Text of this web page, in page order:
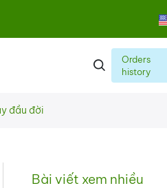
Orders
history
đầu đời
Bài viết xem nhiều